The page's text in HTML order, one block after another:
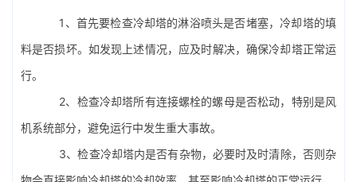
1、首先要检查冷却塔的淋浴喷头是否堵塞，冷却塔的填
料是否损坏。如发现上述情况，应及时解决，确保冷却塔正常运
行。
2、检查冷却塔所有连接螺栓的螺母是否松动，特别是风
机系统部分，避免运行中发生重大事故。
3、检查冷却塔内是否有杂物，必要时及时清除，否则杂